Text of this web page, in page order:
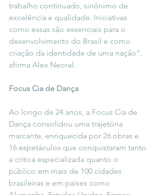
trabalho continuado, sinônimo de
excelência e qualidade. Iniciativas
como essas são essenciais para o
desenvolvimento do Brasil e como
criação da identidade de uma nação”,
afirma Alex Neoral.
Focus Cia de Dança
Ao longo de 24 anos, a Focus Cia de
Dança consolidou uma trajetória
marcante, enriquecida por 26 obras e
16 espetáculos que conquistaram tanto
a crítica especializada quanto o
público em mais de 100 cidades
brasileiras e em países como